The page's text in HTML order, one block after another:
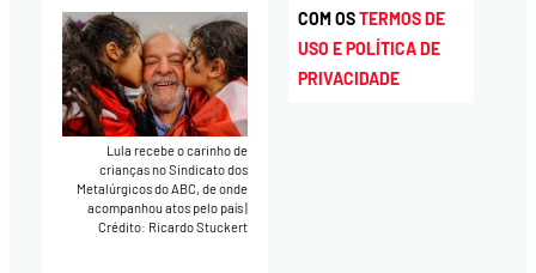
Lula recebe o carinho de
crianças no Sindicato dos
Metalúrgicos do ABC, de onde
acompanhou atos pelo país|
Crédito: Ricardo Stuckert
COM OSTERMOS DE
USO E POLÍTICA DE
PRIVACIDADE